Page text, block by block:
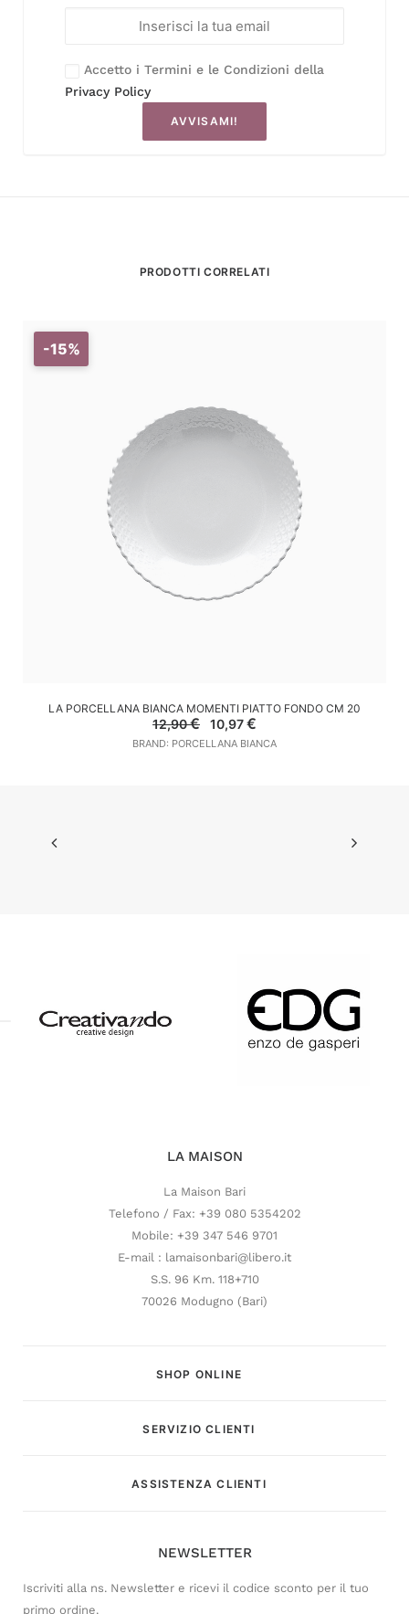
Accetto i Termini e le Condizioni della
Privacy Policy
AVVISAMI!
PRODOTTI CORRELATI
-15%
AGGIUNGI AL CARRELLO
LA PORCELLANA BIANCA MOMENTI PIATTO FONDO CM 20
12,90€
Il
prezzo
originale
10,97€Il
attuale
BRAND: PORCELLANA BIANCA
LA MAISON
La Maison Bari
Telefono / Fax: +39 080 5354202
Mobile: +39 347 546 9701
E-mail : lamaisonbari@libero.it
S.S. 96 Km. 118+710
70026 Modugno (Bari)
SHOP ONLINE
SERVIZIO CLIENTI
ASSISTENZA CLIENTI
NEWSLETTER
Iscriviti alla ns. Newsletter e ricevi il codice sconto per il tuo
primo ordine.
Customer Service